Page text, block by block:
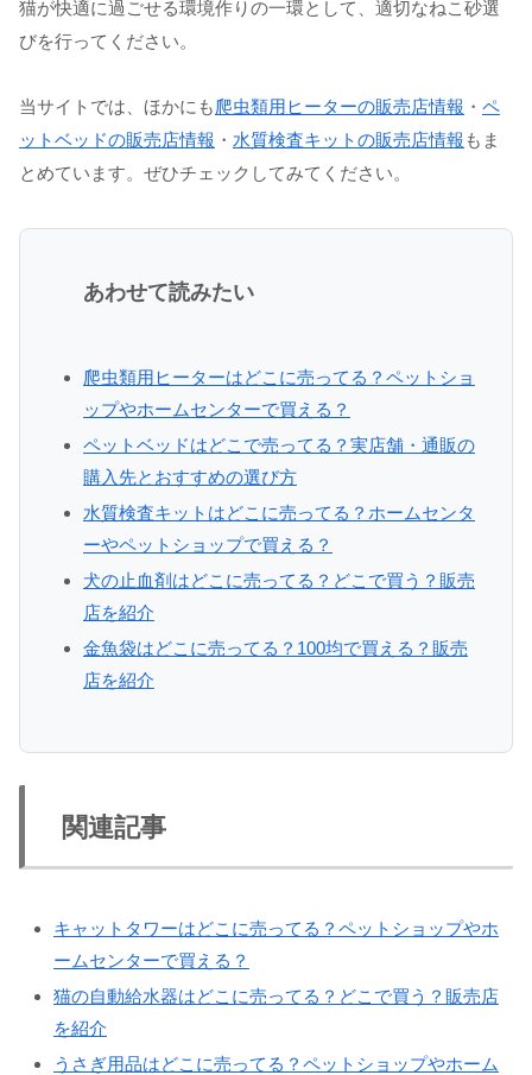
猫が快適に過ごせる環境作りの一環として、適切なねこ砂選
びを行ってください。
当サイトでは、ほかにも爬虫類用ヒーターの販売店情報 ・ ペ
ットベッドの販売店情報 ・ 水質検査キットの販売店情報 もま
とめています。ぜひチェックしてみてください。
あわせて読みたい
爬虫類用ヒーターはどこに売ってる？ペットショ
ップやホームセンターで買える？
ペットベッドはどこで売ってる？実店舗・通販の
購入先とおすすめの選び方
水質検査キットはどこに売ってる？ホームセンタ
ーやペットショップで買える？
犬の止血剤はどこに売ってる？どこで買う？販売
店を紹介
金魚袋はどこに売ってる？100均で買える？販売
店を紹介
関連記事
キャットタワーはどこに売ってる？ペットショップやホ
ームセンターで買える？
猫の自動給水器はどこに売ってる？どこで買う？販売店
を紹介
うさぎ用品はどこに売ってる？ペットショップやホーム